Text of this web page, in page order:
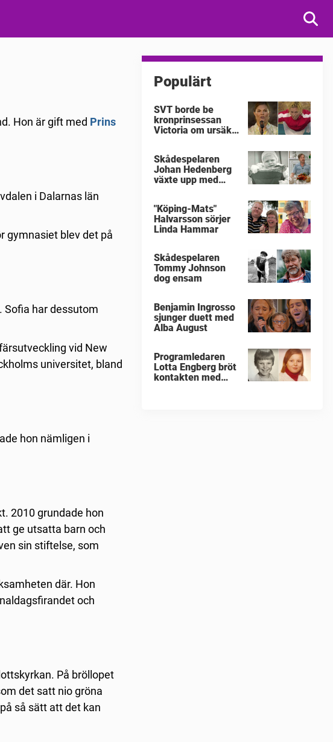
Hon är gift med Prins
i Dalarnas län
gymnasiet blev det på
Sofia har dessutom
vid New
universitet, bland
hon nämligen i
2010 grundade hon
ge utsatta barn och
sin stiftelse, som
där. Hon
och
På bröllopet
det satt nio gröna
så sätt att det kan
Populärt
SVT borde be
kronprinsessan
Victoria om ursäkt
Skådespelaren
Johan Hedenberg
växte upp med
"Köping-Mats"
Halvarsson sörjer
Linda Hammar
Skådespelaren
Tommy Johnson
dog ensam
Benjamin Ingrosso
sjunger duett med
Alba August
Programledaren
Lotta Engberg bröt
kontakten med